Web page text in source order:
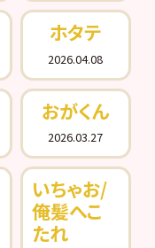
ホタテ
2026.04.08
おがくん
2026.03.27
いちゃお/
俺髪へこ
たれ